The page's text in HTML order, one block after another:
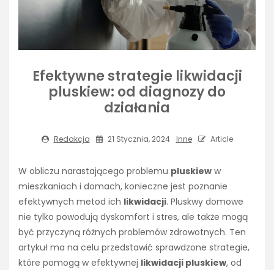
Efektywne strategie likwidacji
pluskiew: od diagnozy do
działania
Redakcja 21 Stycznia, 2024 Inne Article
W obliczu narastającego problemu pluskiew w
mieszkaniach i domach, konieczne jest poznanie
efektywnych metod ich likwidacji. Pluskwy domowe
nie tylko powodują dyskomfort i stres, ale także mogą
być przyczyną różnych problemów zdrowotnych. Ten
artykuł ma na celu przedstawić sprawdzone strategie,
które pomogą w efektywnej likwidacji pluskiew, od